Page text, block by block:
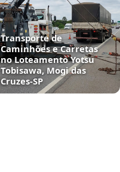
Transporte de
Caminhões e Carretas
no Loteamento Yotsu
Tobisawa, Mogi das
Cruzes‑SP